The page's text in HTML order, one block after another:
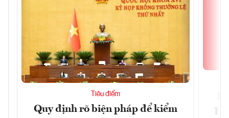
Tiêu điểm
Quy định rõ biện pháp để kiểm